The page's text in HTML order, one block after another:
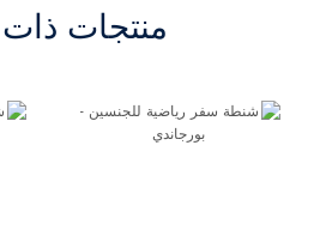
منتجات